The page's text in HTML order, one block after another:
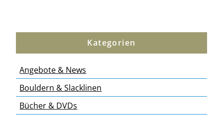
Kategorien
Angebote & News
Bouldern & Slacklinen
Bücher & DVDs